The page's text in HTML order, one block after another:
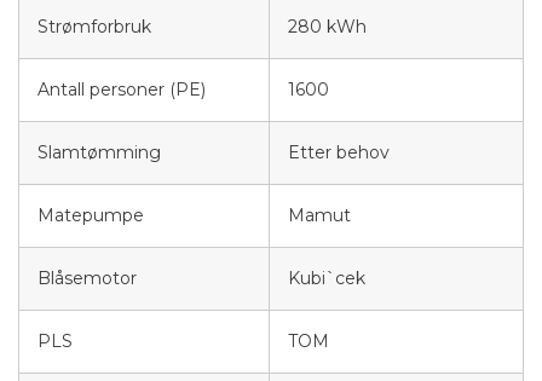
Strømforbruk 280 kWh
Antall personer (PE) 1600
Slamtømming Etter behov
Matepumpe Mamut
Blåsemotor Kubi`cek
PLS TOM